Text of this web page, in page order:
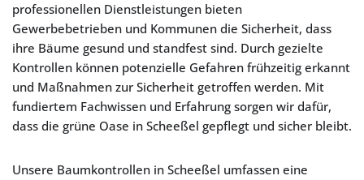
professionellen Dienstleistungen bieten
Gewerbebetrieben und Kommunen die Sicherheit, dass
ihre Bäume gesund und standfest sind. Durch gezielte
Kontrollen können potenzielle Gefahren frühzeitig erkannt
und Maßnahmen zur Sicherheit getroffen werden. Mit
fundiertem Fachwissen und Erfahrung sorgen wir dafür,
dass die grüne Oase in Scheeßel gepflegt und sicher bleibt.
Unsere Baumkontrollen in Scheeßel umfassen eine